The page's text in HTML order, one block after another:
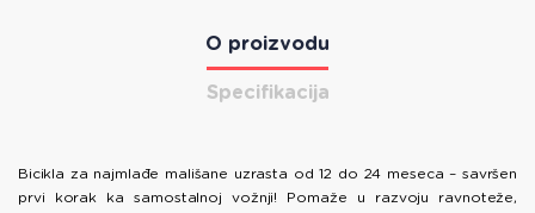
O proizvodu
Specifikacija
Bicikla za najmlađe mališane uzrasta od 12 do 24 meseca – savršen
prvi korak ka samostalnoj vožnji! Pomaže u razvoju ravnoteže,